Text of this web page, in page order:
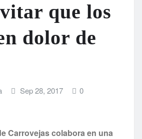
que los
dolor de
Sep 28, 2017 0
Carrovejas colabora en una